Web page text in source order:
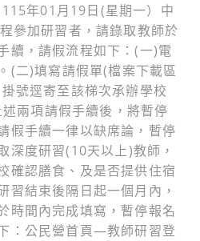
年01月19日(星期一）中
參加研習者，請錄取教師於
續，請假流程如下：(一)電
(二)填寫請假單(檔案下載區
號逕寄至該梯次承辦學校
兩項請假手續後，將暫停
假手續一律以缺席論，暫停
深度研習(10天以上)教師，
確認膳食、及是否提供住宿
習結束後隔日起一個月內，
時間內完成填寫，暫停報名
：公民營首頁—教師研習登